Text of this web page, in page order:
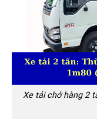
Xe tải chở hàng 2